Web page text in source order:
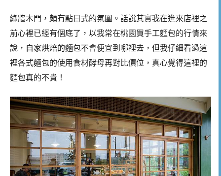
綠牆木門，頗有點日式的氛圍。話說其實我在進來店裡之
前心裡已經有個底了，以我常在桃園買手工麵包的行情來
說，自家烘焙的麵包不會便宜到哪裡去，但我仔細看過這
裡各式麵包的使用食材酵母再對比價位，真心覺得這裡的
麵包真的不貴！